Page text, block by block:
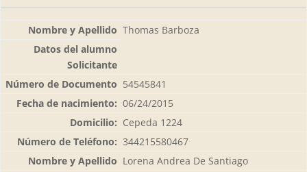
Thomas Barboza
54545841
06/24/2015
Cepeda 1224
344215580467
Lorena Andrea De Santiago